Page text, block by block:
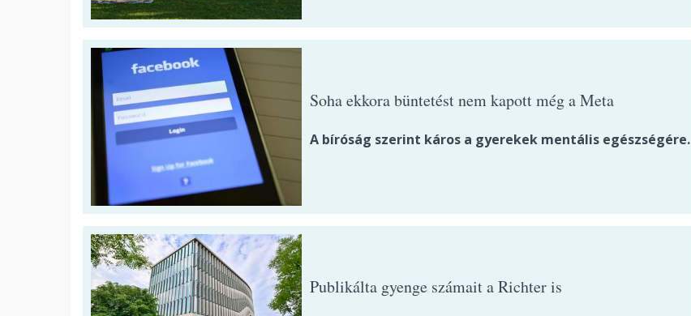
Soha ekkora büntetést nem kapott még a Meta
A bíróság szerint káros a gyerekek mentális egészségére.
Publikálta gyenge számait a Richter is